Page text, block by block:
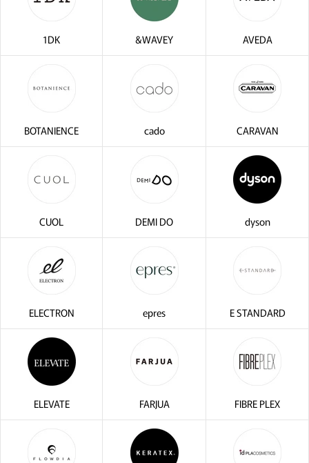
1DK &WAVEY AVEDA
BOTANIENCE cado CARAVAN
CUOL DEMI DO dyson
ELECTRON epres E STANDARD
ELEVATE FARJUA FIBRE PLEX